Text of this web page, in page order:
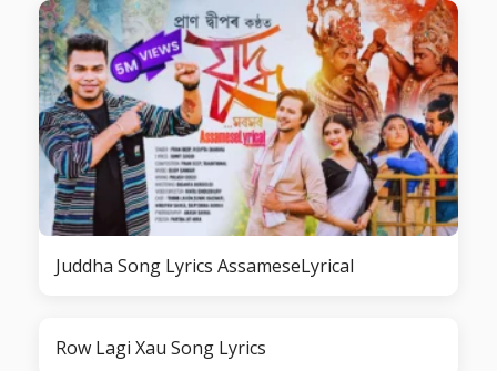
Juddha Song Lyrics AssameseLyrical
Row Lagi Xau Song Lyrics